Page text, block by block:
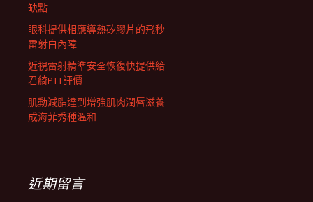
缺點
眼科提供相應導熱矽膠片的飛秒
雷射白內障
近視雷射精準安全恢復快提供給
君綺PTT評價
肌動減脂達到增強肌肉潤唇滋養
成海菲秀種溫和
近期留言